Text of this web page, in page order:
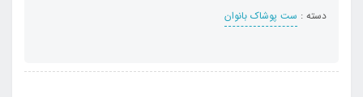
دسته : ست پوشاک بانوان